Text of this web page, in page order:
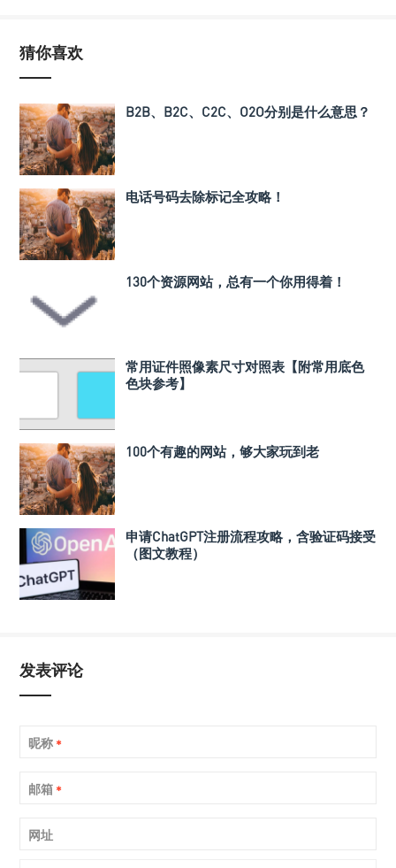
猜你喜欢
B2B、B2C、C2C、O2O分别是什么意思？
电话号码去除标记全攻略！
130个资源网站，总有一个你用得着！
常用证件照像素尺寸对照表【附常用底色
色块参考】
100个有趣的网站，够大家玩到老
申请ChatGPT注册流程攻略，含验证码接受
（图文教程）
发表评论
昵称 *
邮箱 *
网址